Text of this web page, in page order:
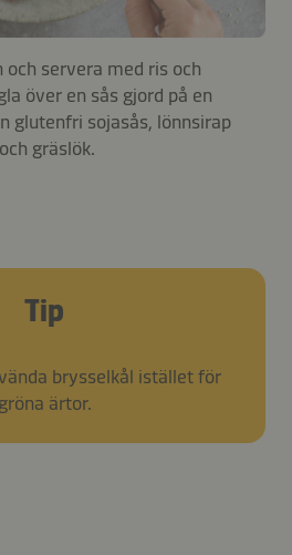
servera med ris och
över en sås gjord på en
glutenfri sojasås, lönnsirap
gräslök.
Tip
brysselkål istället för
gröna ärtor.